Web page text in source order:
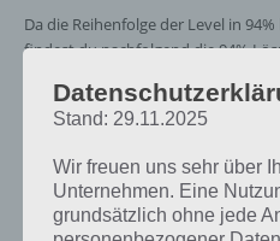
Da die Reihenfolge der Level in
findest du nachfolgend die 94%
Das wird oft an den
Lösung für 94%
Stand: 29.11.2025
Wir freuen uns sehr über
Unternehmen. Eine
grundsätzlich ohne jede